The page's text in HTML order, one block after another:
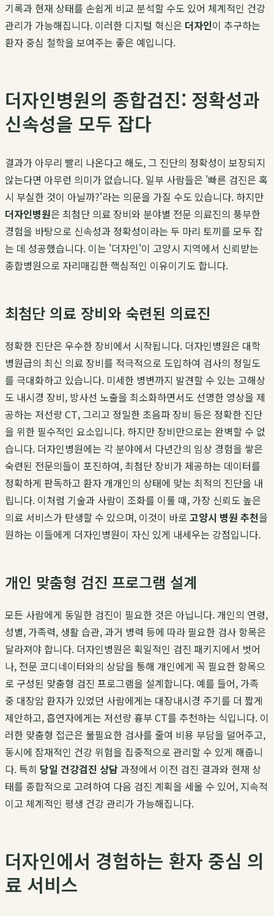
기록과 현재 상태를 손쉽게 비교 분석할 수도 있어 체계적인 건강
관리가 가능해집니다. 이러한 디지털 혁신은 더자인이 추구하는
환자 중심 철학을 보여주는 좋은 예입니다.
더자인병원의 종합검진: 정확성과
신속성을 모두 잡다
결과가 아무리 빨리 나온다고 해도, 그 진단의 정확성이 보장되지
않는다면 아무런 의미가 없습니다. 일부 사람들은 '빠른 검진은 혹
시 부실한 것이 아닐까?'라는 의문을 가질 수도 있습니다. 하지만
더자인병원은 최첨단 의료 장비와 분야별 전문 의료진의 풍부한
경험을 바탕으로 신속성과 정확성이라는 두 마리 토끼를 모두 잡
는 데 성공했습니다. 이는 '더자인'이 고양시 지역에서 신뢰받는
종합병원으로 자리매김한 핵심적인 이유이기도 합니다.
최첨단 의료 장비와 숙련된 의료진
정확한 진단은 우수한 장비에서 시작됩니다. 더자인병원은 대학
병원급의 최신 의료 장비를 적극적으로 도입하여 검사의 정밀도
를 극대화하고 있습니다. 미세한 병변까지 발견할 수 있는 고해상
도 내시경 장비, 방사선 노출을 최소화하면서도 선명한 영상을 제
공하는 저선량 CT, 그리고 정밀한 초음파 장비 등은 정확한 진단
을 위한 필수적인 요소입니다. 하지만 장비만으로는 완벽할 수 없
습니다. 더자인병원에는 각 분야에서 다년간의 임상 경험을 쌓은
숙련된 전문의들이 포진하여, 최첨단 장비가 제공하는 데이터를
정확하게 판독하고 환자 개개인의 상태에 맞는 최적의 진단을 내
립니다. 이처럼 기술과 사람이 조화를 이룰 때, 가장 신뢰도 높은
의료 서비스가 탄생할 수 있으며, 이것이 바로 고양시 병원 추천을
원하는 이들에게 더자인병원이 자신 있게 내세우는 강점입니다.
개인 맞춤형 검진 프로그램 설계
모든 사람에게 동일한 검진이 필요한 것은 아닙니다. 개인의 연령,
성별, 가족력, 생활 습관, 과거 병력 등에 따라 필요한 검사 항목은
달라져야 합니다. 더자인병원은 획일적인 검진 패키지에서 벗어
나, 전문 코디네이터와의 상담을 통해 개인에게 꼭 필요한 항목으
로 구성된 맞춤형 검진 프로그램을 설계합니다. 예를 들어, 가족
중 대장암 환자가 있었던 사람에게는 대장내시경 주기를 더 짧게
제안하고, 흡연자에게는 저선량 흉부 CT를 추천하는 식입니다. 이
러한 맞춤형 접근은 불필요한 검사를 줄여 비용 부담을 덜어주고,
동시에 잠재적인 건강 위험을 집중적으로 관리할 수 있게 해줍니
다. 특히 당일 건강검진 상담 과정에서 이전 검진 결과와 현재 상
태를 종합적으로 고려하여 다음 검진 계획을 세울 수 있어, 지속적
이고 체계적인 평생 건강 관리가 가능해집니다.
더자인에서 경험하는 환자 중심 의
료 서비스